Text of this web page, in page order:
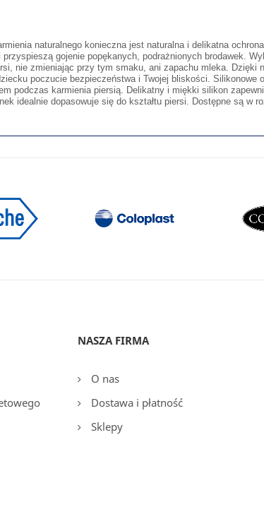
naturalnego konieczna jest naturalna i delikatna
przyspieszą gojenie popękanych, podrażnionych brodawek.
nie zmieniając przy tym smaku, ani zapachu mleka. Dzięki
poczucie bezpieczeństwa i Twojej bliskości. Silikonowe
podczas karmienia piersią. Delikatny i miękki silikon
idealnie dopasowuje się do kształtu piersi. Dostępne są w
NASZA FIRMA
O nas
Dostawa i płatność
Sklepy